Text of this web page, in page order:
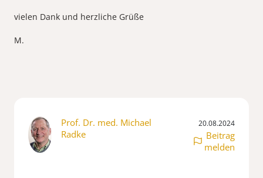
vielen Dank und herzliche Grüße
Prof. Dr. med. Michael
Radke
20.08.2024
Beitrag
melden